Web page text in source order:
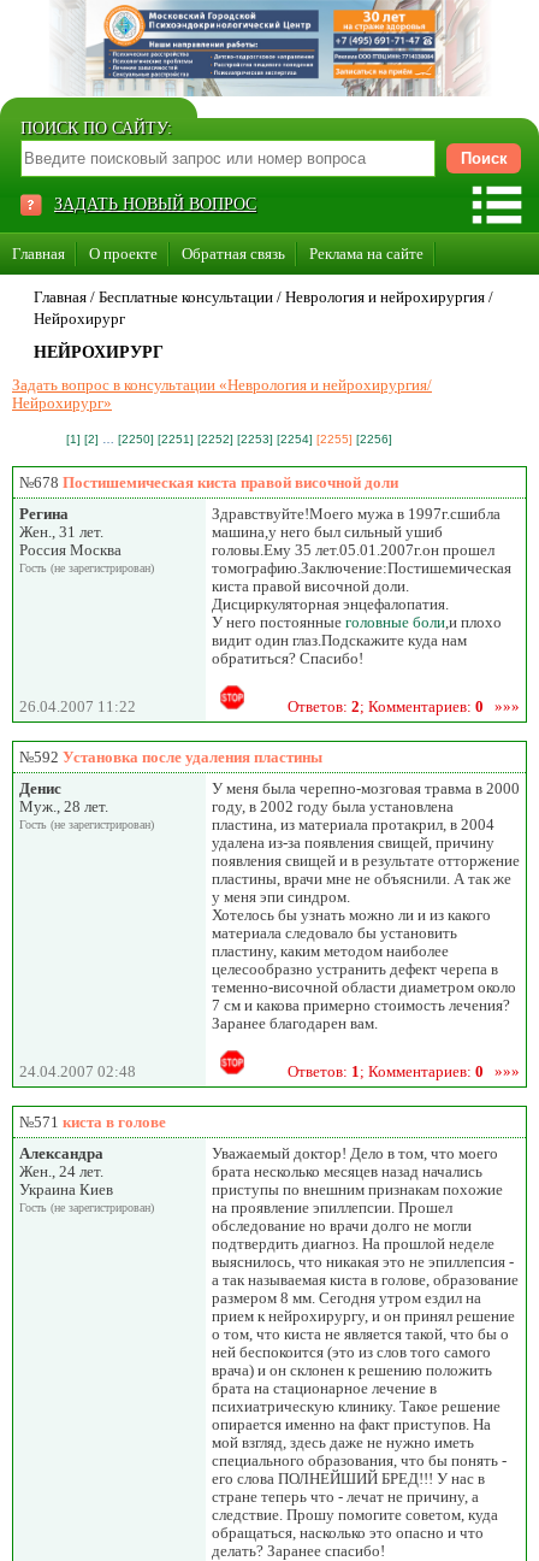
ПОИСК ПО САЙТУ:
ЗАДАТЬ НОВЫЙ ВОПРОС
Главная О проекте Обратная связь Реклама на сайте
Стать консультантом нашего сайта
Суперакция «Каждому врачу свой сайт»
Главная / Бесплатные консультации / Неврология и нейрохирургия /
Нейрохирург
НЕЙРОХИРУРГ
Задать вопрос в консультации «Неврология и нейрохирургия/
Нейрохирург»
[1] [2] [2250] [2251] [2252] [2253] [2254] [2255] [2256]
№678 Постишемическая киста правой височной доли
Регина
Жен., 31 лет.
Россия Москва
Гость (не зарегистрирован)
Здравствуйте!Моего мужа в 1997г.сшибла
машина,у него был сильный ушиб
головы.Ему 35 лет.05.01.2007г.он прошел
томографию.Заключение:Постишемическая
киста правой височной доли.
Дисциркуляторная энцефалопатия.
У него постоянные головные боли,и плохо
видит один глаз.Подскажите куда нам
обратиться? Спасибо!
26.04.2007 11:22 Ответов: 2; Комментариев: 0 »»»
№592 Установка после удаления пластины
Денис
Муж., 28 лет.
Гость (не зарегистрирован)
У меня была черепно-мозговая травма в 2000
году, в 2002 году была установлена
пластина, из материала протакрил, в 2004
удалена из-за появления свищей, причину
появления свищей и в результате отторжение
пластины, врачи мне не объяснили. А так же
у меня эпи синдром.
Хотелось бы узнать можно ли и из какого
материала следовало бы установить
пластину, каким методом наиболее
целесообразно устранить дефект черепа в
теменно-височной области диаметром около
7 см и какова примерно стоимость лечения?
Заранее благодарен вам.
24.04.2007 02:48 Ответов: 1; Комментариев: 0 »»»
№571 киста в голове
Александра
Жен., 24 лет.
Украина Киев
Гость (не зарегистрирован)
Уважаемый доктор! Дело в том, что моего
брата несколько месяцев назад начались
приступы по внешним признакам похожие
на проявление эпиллепсии. Прошел
обследование но врачи долго не могли
подтвердить диагноз. На прошлой неделе
выяснилось, что никакая это не эпиллепсия -
а так называемая киста в голове, образование
размером 8 мм. Сегодня утром ездил на
прием к нейрохирургу, и он принял решение
о том, что киста не является такой, что бы о
ней беспокоится (это из слов того самого
врача) и он склонен к решению положить
брата на стационарное лечение в
психиатрическую клинику. Такое решение
опирается именно на факт приступов. На
мой взгляд, здесь даже не нужно иметь
специального образования, что бы понять -
его слова ПОЛНЕЙШИЙ БРЕД!!! У нас в
стране теперь что - лечат не причину, а
следствие. Прошу помогите советом, куда
обращаться, насколько это опасно и что
делать? Заранее спасибо!